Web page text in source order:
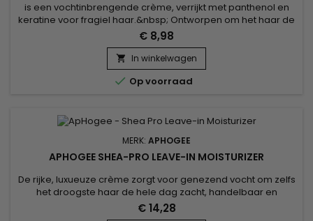
is een vochtinbrengende crème, verrijkt met panthenol en
keratine voor fragiel haar.&nbsp; Ontworpen om het haar de
optimale hydratatiegraad te geven en diepgaand te
herstellen.
€ 8,98
 In winkelwagen
 Op voorraad
MERK: APHOGEE
APHOGEE SHEA-PRO LEAVE-IN MOISTURIZER
De rijke, luxueuze crème zorgt voor genezend vocht om zelfs
het droogste haar de hele dag zacht, handelbaar en
beschermd te houden. Herstelt en herstelt grof, droog,
poreus, pluizig of broos haar.&nbsp; Laat het haar langer
€ 14,28